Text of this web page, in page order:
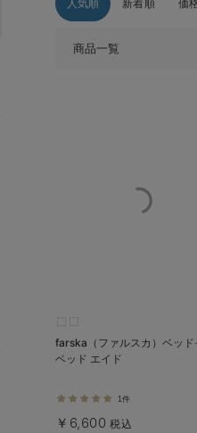
人気順 新着順 価
商品一覧
farska（ファルスカ）ベッド
ベッド エイド
1件
￥6,600 税込